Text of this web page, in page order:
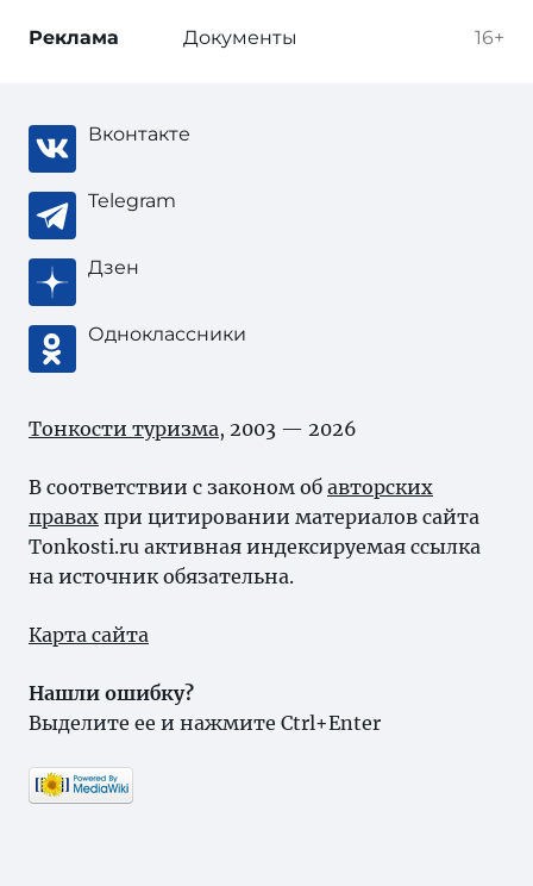
16+
Реклама Документы
Вконтакте
Telegram
Дзен
Одноклассники
Тонкости туризма, 2003 — 2026
В соответствии с законом об авторских
правах при цитировании материалов сайта
Tonkosti.ru активная индексируемая ссылка
на источник обязательна.
Карта сайта
Нашли ошибку?
Выделите ее и нажмите Ctrl+Enter